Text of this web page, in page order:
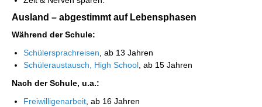
Ausland – abgestimmt auf Lebensphasen
Während der Schule:
Schülersprachreisen , ab 13 Jahren
Schüleraustausch, High School , ab 15 Jahren
Nach der Schule, u.a.:
Freiwilligenarbeit , ab 16 Jahren